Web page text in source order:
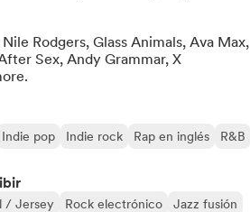
Rodgers, Glass Animals, Ava Max,
Sex, Andy Grammar, X
Indie pop Indie rock Rap en inglés
R&B
/ Jersey Rock electrónico
Jazz fusión